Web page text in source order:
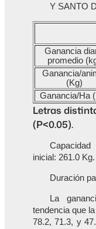
Y SANTO
Ganancia
promedio
Ganancia/
(Kg)
Ganancia/Ha
Letras
(P<0.05).
inicial: 261.0 Kg.
Duración
La
tendencia que
78.2, 71.3, y